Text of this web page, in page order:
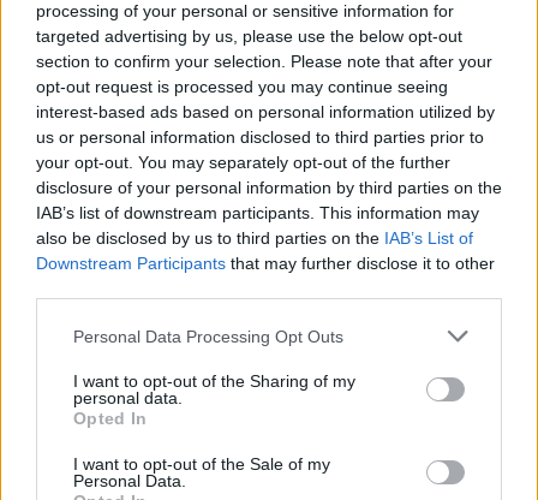
processing of your personal or sensitive information for
targeted advertising by us, please use the below opt-out
section to confirm your selection. Please note that after your
opt-out request is processed you may continue seeing
interest-based ads based on personal information utilized by
us or personal information disclosed to third parties prior to
your opt-out. You may separately opt-out of the further
disclosure of your personal information by third parties on the
IAB’s list of downstream participants. This information may
also be disclosed by us to third parties on the IAB’s List of
Downstream Participants that may further disclose it to other
Please note that this website/app uses one or more Google
not limited to your visit or usage behaviour. You may click to
grant or deny consent to Google and its third-party tags to
use your data for below specified purposes in below Google
consent section.
Personal Data Processing Opt Outs
I want to opt-out of the Sharing of my
personal data.
Opted In
I want to opt-out of the Sale of my
Personal Data.
Kövess minket, és értesülj a friss hírekről a
Facebookon is!
Követem
ADÁSRÉSZLETEK
VÁROSI KERTÉSZKEDÉS PARADICSOM